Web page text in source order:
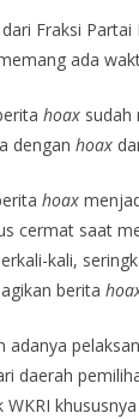
Fraksi
ada
hoax sudah
dengan hoax
hoax
cermat saat
kali,
berita
adanya
daerah
WKRI